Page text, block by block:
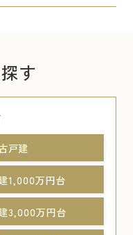
す
戸建
1,000万円台
3,000万円台